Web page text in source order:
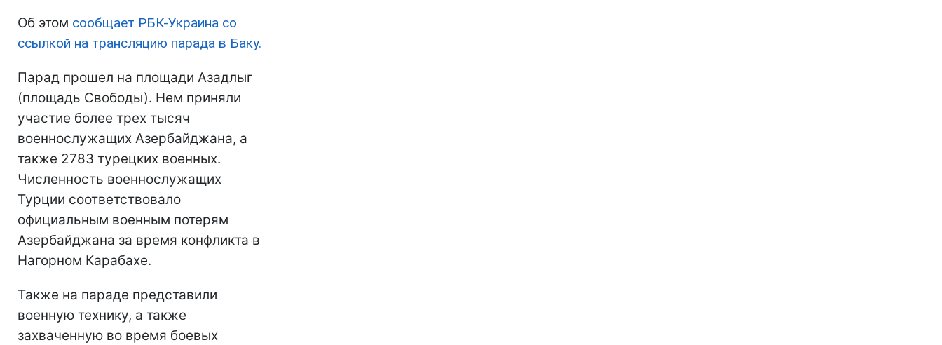
Об этом сообщает РБК-Украина со
ссылкой на трансляцию парада в Баку.
Парад прошел на площади Азадлыг
(площадь Свободы). Нем приняли
участие более трех тысяч
военнослужащих Азербайджана, а
также 2783 турецких военных.
Численность военнослужащих
Турции соответствовало
официальным военным потерям
Азербайджана за время конфликта в
Нагорном Карабахе.
Также на параде представили
военную технику, а также
захваченную во время боевых